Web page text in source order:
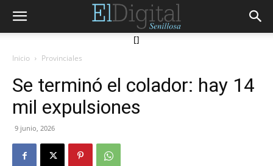
[]
Inicio Provinciales
Se terminó el colador: hay 14
mil expulsiones
9 junio, 2026